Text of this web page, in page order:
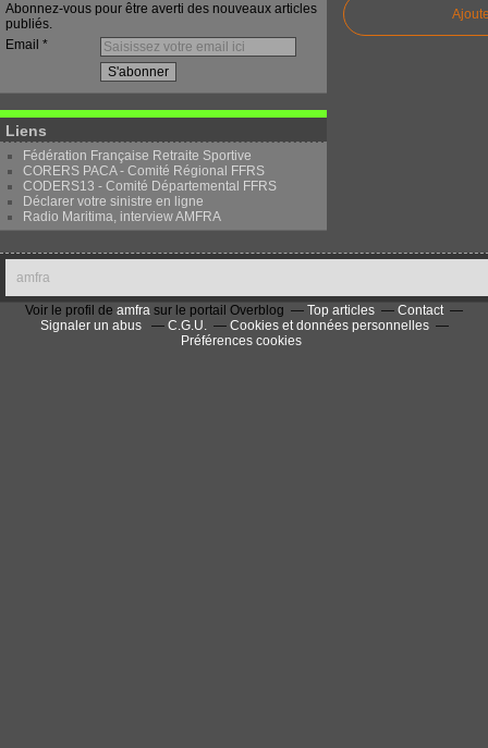
Abonnez-vous pour être averti des nouveaux articles
publiés.
Email
Liens
Fédération Française Retraite Sportive
CORERS PACA - Comité Régional FFRS
CODERS13 - Comité Départemental FFRS
Déclarer votre sinistre en ligne
Radio Maritima, interview AMFRA
amfra
Voir le profil de amfra sur le portail Overblog Top articles
Contact
Signaler un abus
C.G.U.
Cookies et données personnelles
Préférences cookies